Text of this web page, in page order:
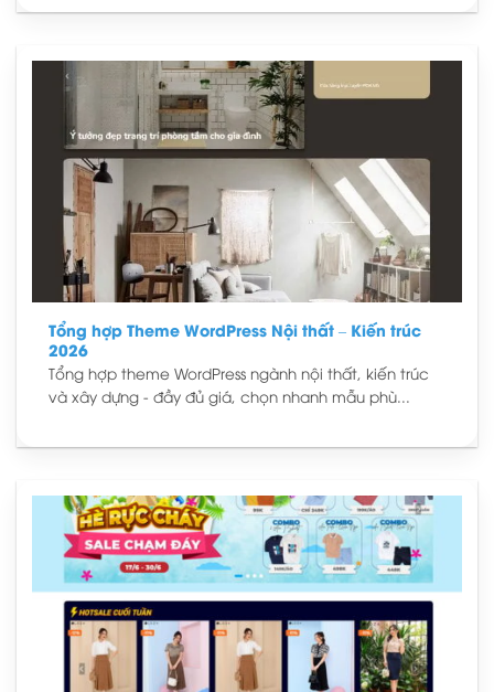
Tổng hợp Theme WordPress Nội thất – Kiến trúc
2026
Tổng hợp theme WordPress ngành nội thất, kiến trúc
và xây dựng - đầy đủ giá, chọn nhanh mẫu phù...